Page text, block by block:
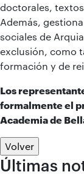
doctorales,
Además,
sociales de
exclusión, como
formación y de
Los
formalmente el
Academia de
Volver
Últimas